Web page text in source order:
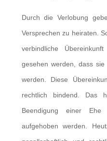
Durch die Verlobung
Versprechen zu heiraten.
verbindliche
gesehen werden, dass
werden. Diese
rechtlich bindend. Das
Beendigung einer Ehe
aufgehoben werden.